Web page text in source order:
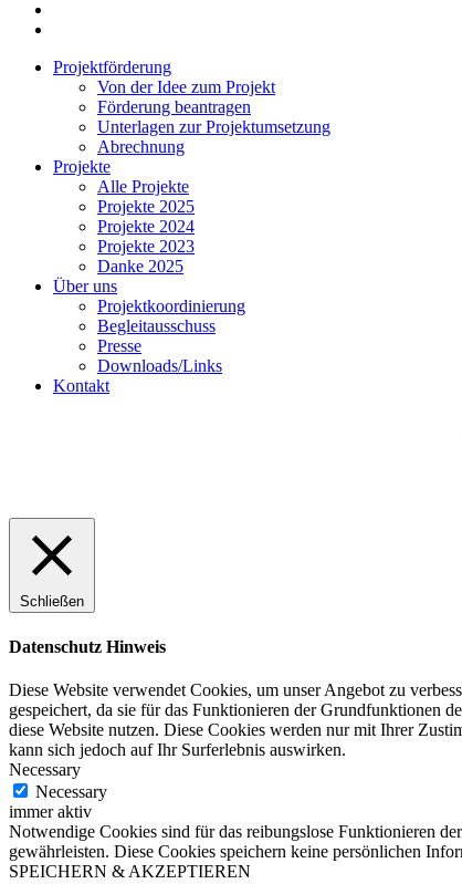
Projektförderung
Von der Idee zum Projekt
Förderung beantragen
Unterlagen zur Projektumsetzung
Abrechnung
Projekte
Alle Projekte
Projekte 2025
Projekte 2024
Projekte 2023
Danke 2025
Über uns
Projektkoordinierung
Begleitausschuss
Presse
Downloads/Links
Kontakt
Schließen
Datenschutz Hinweis
Diese Website verwendet Cookies, um unser Angebot zu
gespeichert, da sie für das Funktionieren der Grundfunktionen
diese Website nutzen. Diese Cookies werden nur mit Ihrer
kann sich jedoch auf Ihr Surferlebnis auswirken.
Necessary
Necessary
immer aktiv
Notwendige Cookies sind für das reibungslose Funktionieren
gewährleisten. Diese Cookies speichern keine persönlichen
SPEICHERN & AKZEPTIEREN